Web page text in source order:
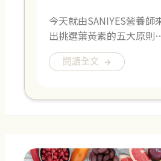
今天就由SANIYES營養師
出挑選葉黃素的五大原則
閱讀全文